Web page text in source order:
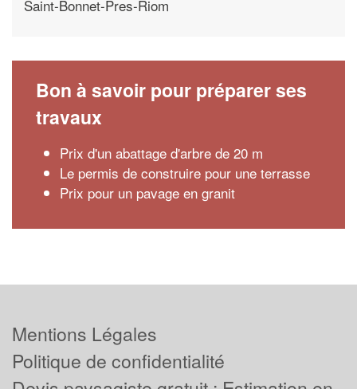
Saint-Bonnet-Pres-Riom
Bon à savoir pour préparer ses
travaux
Prix d'un abattage d'arbre de 20 m
Le permis de construire pour une terrasse
Prix pour un pavage en granit
Mentions Légales
Politique de confidentialité